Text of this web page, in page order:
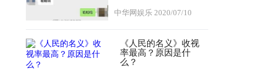
中华网娱乐 2020/07/10
《人民的名义》收视
率最高？原因是什
么？